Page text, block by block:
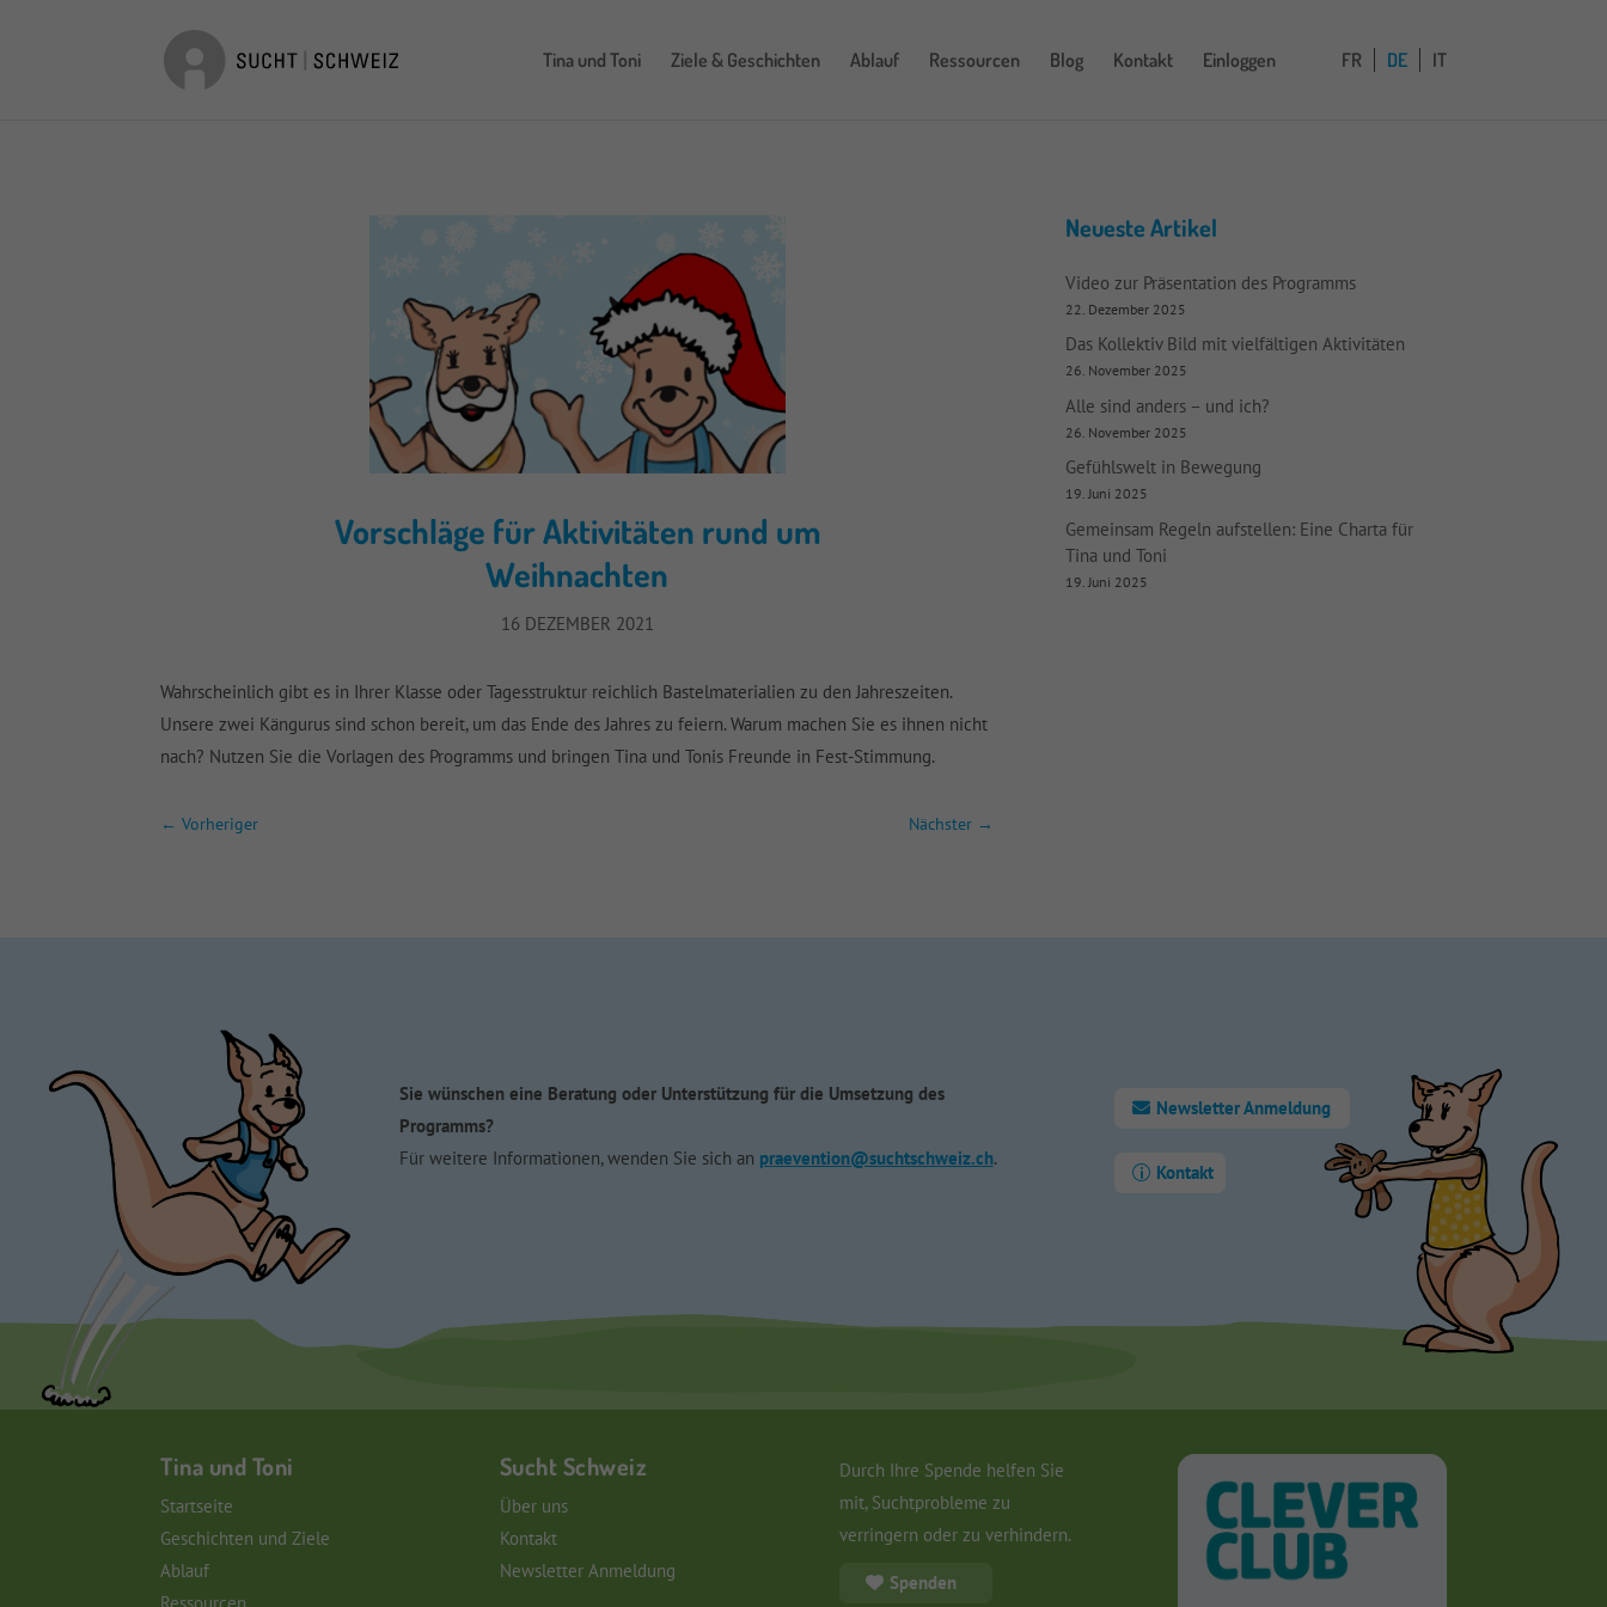
Tina und Toni Ziele & Geschichten Ablauf Ressourcen Blog Kontakt Einloggen FR DE IT
Vorschläge für Aktivitäten rund um
Weihnachten
16 DEZEMBER 2021
Wahrscheinlich gibt es in Ihrer Klasse oder Tagesstruktur reichlich Bastelmaterialien zu den Jahreszeiten.
Unsere zwei Kängurus sind schon bereit, um das Ende des Jahres zu feiern. Warum machen Sie es ihnen nicht
nach? Nutzen Sie die Vorlagen des Programms und bringen Tina und Tonis Freunde in Fest-Stimmung.
←Vorheriger Nächster →
Neueste Artikel
Video zur Präsentation des Programms
22. Dezember 2025
Das Kollektiv Bild mit vielfältigen Aktivitäten
26. November 2025
Alle sind anders – und ich?
26. November 2025
Gefühlswelt in Bewegung
19. Juni 2025
Gemeinsam Regeln aufstellen: Eine Charta für
Tina und Toni
19. Juni 2025
Sie wünschen eine Beratung oder Unterstützung für die Umsetzung des
Programms?
Für weitere Informationen, wenden Sie sich an praevention@suchtschweiz.ch.
Newsletter Anmeldung
Kontakt
Tina und Toni
Startseite
Geschichten und Ziele
Ablauf
Ressourcen
Sucht Schweiz
Über uns
Kontakt
Newsletter Anmeldung
Durch Ihre Spende helfen Sie
mit, Suchtprobleme zu
verringern oder zu verhindern.
Spenden